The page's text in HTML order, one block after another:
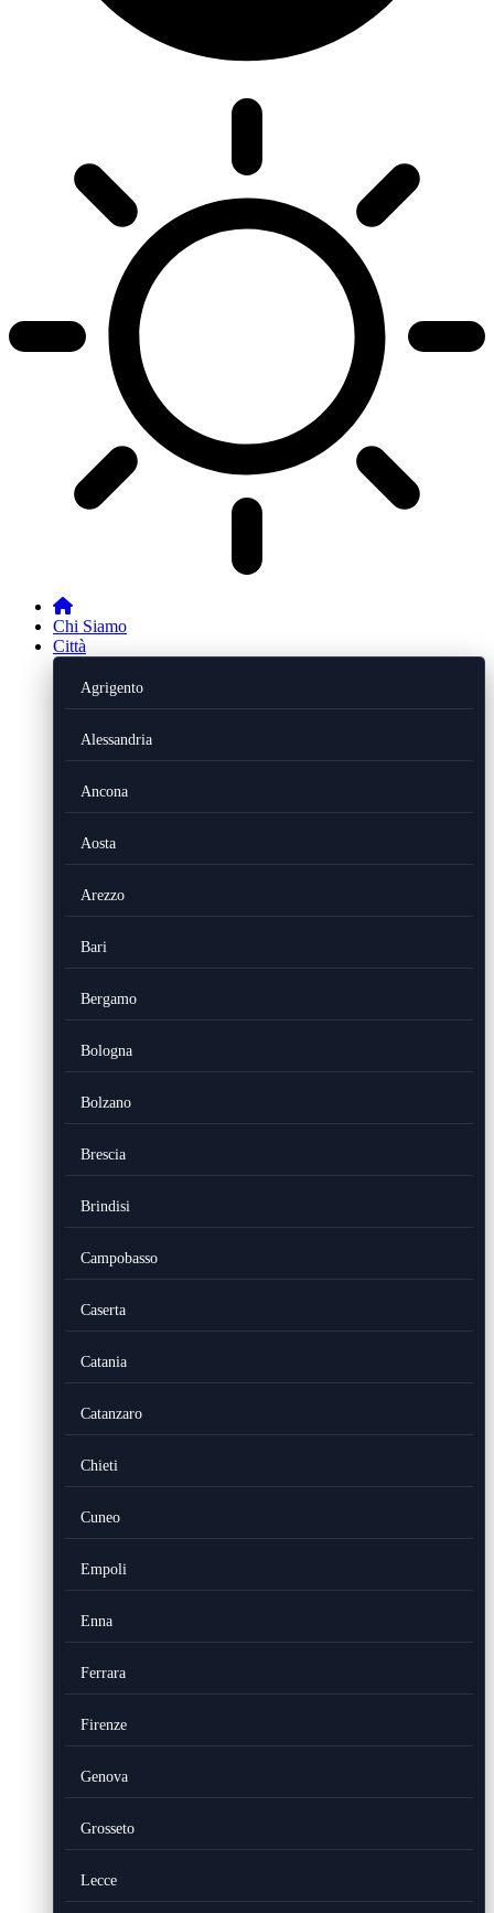
Chi Siamo
Città
Agrigento
Alessandria
Ancona
Aosta
Arezzo
Bari
Bergamo
Bologna
Bolzano
Brescia
Brindisi
Campobasso
Caserta
Catania
Catanzaro
Chieti
Cuneo
Empoli
Enna
Ferrara
Firenze
Genova
Grosseto
Lecce